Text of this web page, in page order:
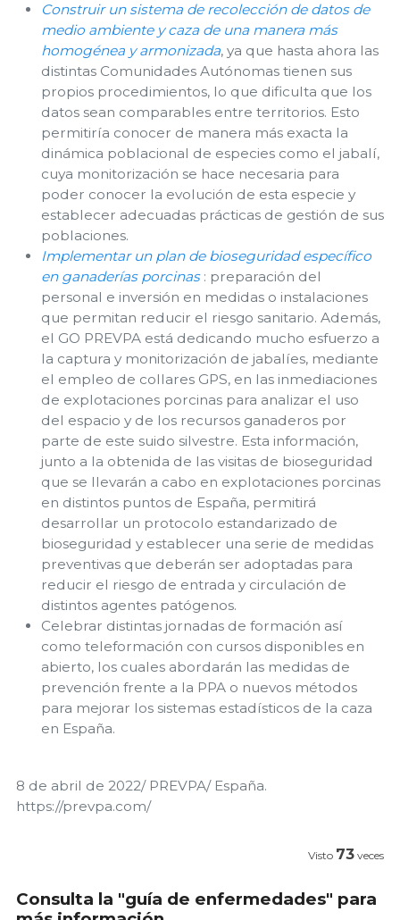
Construir un sistema de recolección de datos de
medio ambiente y caza de una manera más
homogénea y armonizada, ya que hasta ahora las
distintas Comunidades Autónomas tienen sus
propios procedimientos, lo que dificulta que los
datos sean comparables entre territorios. Esto
permitiría conocer de manera más exacta la
dinámica poblacional de especies como el jabalí,
cuya monitorización se hace necesaria para
poder conocer la evolución de esta especie y
establecer adecuadas prácticas de gestión de sus
poblaciones.
Implementar un plan de bioseguridad específico
en ganaderías porcinas: preparación del
personal e inversión en medidas o instalaciones
que permitan reducir el riesgo sanitario. Además,
el GO PREVPA está dedicando mucho esfuerzo a
la captura y monitorización de jabalíes, mediante
el empleo de collares GPS, en las inmediaciones
de explotaciones porcinas para analizar el uso
del espacio y de los recursos ganaderos por
parte de este suido silvestre. Esta información,
junto a la obtenida de las visitas de bioseguridad
que se llevarán a cabo en explotaciones porcinas
en distintos puntos de España, permitirá
desarrollar un protocolo estandarizado de
bioseguridad y establecer una serie de medidas
preventivas que deberán ser adoptadas para
reducir el riesgo de entrada y circulación de
distintos agentes patógenos.
Celebrar distintas jornadas de formación así
como teleformación con cursos disponibles en
abierto, los cuales abordarán las medidas de
prevención frente a la PPA o nuevos métodos
para mejorar los sistemas estadísticos de la caza
en España.
8 de abril de 2022/ PREVPA/ España.
https://prevpa.com/
Visto 73 veces
Consulta la "guía de enfermedades" para